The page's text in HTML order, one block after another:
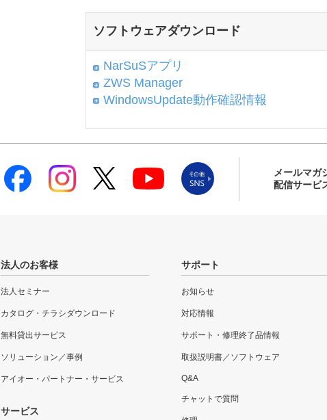
ソフトウェアダウンロード
NarSuSアプリ
ZWS Manager
WindowsUpdate動作確認情報
メールマガ
配信サービ
法人のお客様
法人セミナー
カタログ・チラシダウンロード
無料貸出サービス
ソリューション／事例
アイオー・パートナー・サービス
サービス
サポート
お知らせ
対応情報
サポート・修理終了品情報
取扱説明書／ソフトウェア
Q&A
チャットで質問